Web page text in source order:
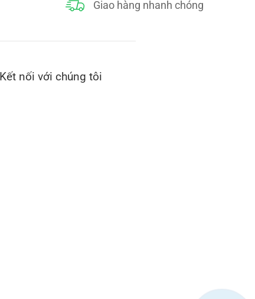
Giao hàng nhanh chóng
Kết nối với chúng tôi